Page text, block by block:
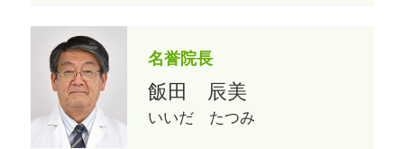
名誉院長
飯田 辰美
いいだ たつみ